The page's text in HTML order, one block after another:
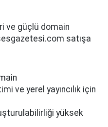
ve güçlü domain
satışa
ve yerel yayıncılık için
yüksek